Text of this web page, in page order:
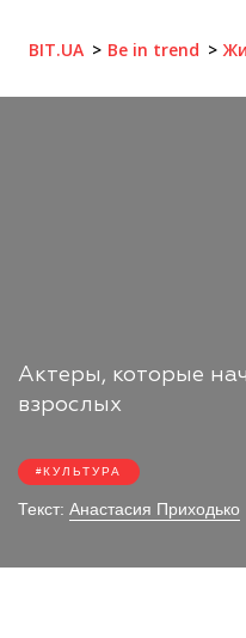
BIT.UA Be in trend
Актеры, которые
взрослых
КУЛЬТУРА
Текст: Анастасия Приходько